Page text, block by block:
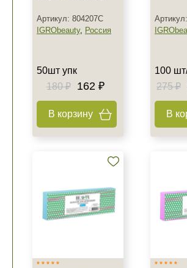
Артикул: 804207C
IGRObeauty, Россия
50шт упк
180 ₽
162 ₽
В корзину
100
275 ₽
В